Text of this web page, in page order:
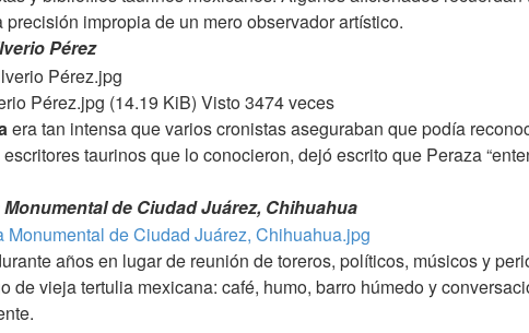
impropia de un mero observador artístico.
Pérez
Pérez.jpg (14.19 KiB) Visto 3474 veces
era tan intensa que varios cronistas aseguraban que podía
taurinos que lo conocieron, dejó escrito que Peraza
de Ciudad Juárez, Chihuahua
años en lugar de reunión de toreros, políticos, músicos y
de vieja tertulia mexicana: café, humo, barro húmedo y